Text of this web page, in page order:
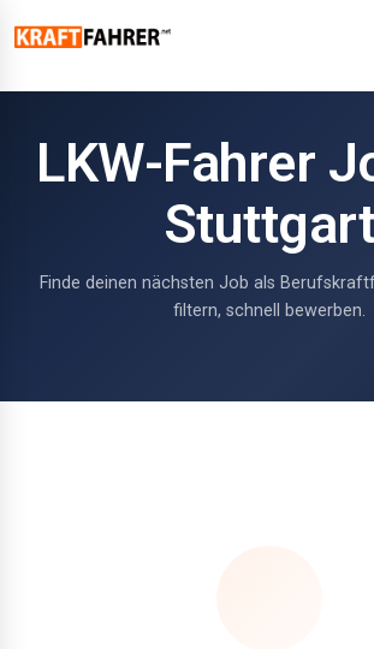
LKW-Fahrer
Finde deinen nächsten Job als
filtern, schnell bewerben.